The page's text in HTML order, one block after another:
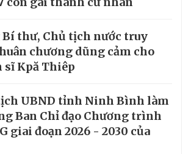
Bí thư, Chủ tịch nước truy
chương dũng cảm cho
sĩ Kpă Thiêp
UBND tỉnh Ninh Bình làm
Ban Chỉ đạo Chương trình
giai đoạn 2026 - 2030 của